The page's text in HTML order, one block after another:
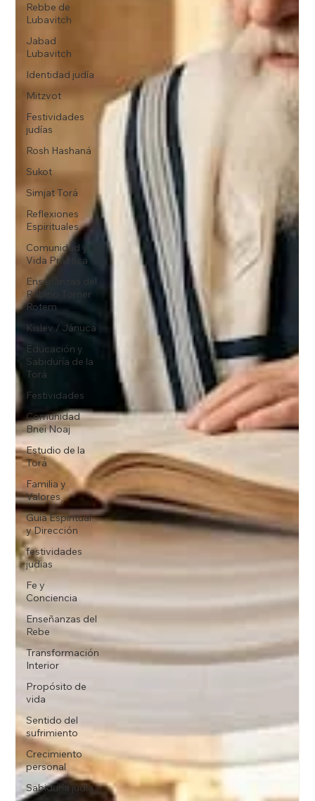
Rebbe de
Lubavitch
Jabad
Lubavitch
Identidad judía
Mitzvot
Festividades
judías
Rosh Hashaná
Sukot
Simjat Torá
Reflexiones
Espirituales
Comunidad y
Vida Práctica
Enseñanzas del
Rabino Tomer
Rotem
Kislev / Jánuca
Educación y
Sabiduría de la
Torá
Festividades
Comunidad
Bnei Noaj
Estudio de la
Torá
Familia y
Valores
Guia Espiritual
y Dirección
festividades
judias
Fe y
Conciencia
Enseñanzas del
Rebe
Transformación
Interior
Propósito de
vida
Sentido del
sufrimiento
Crecimiento
personal
Sabiduría judía